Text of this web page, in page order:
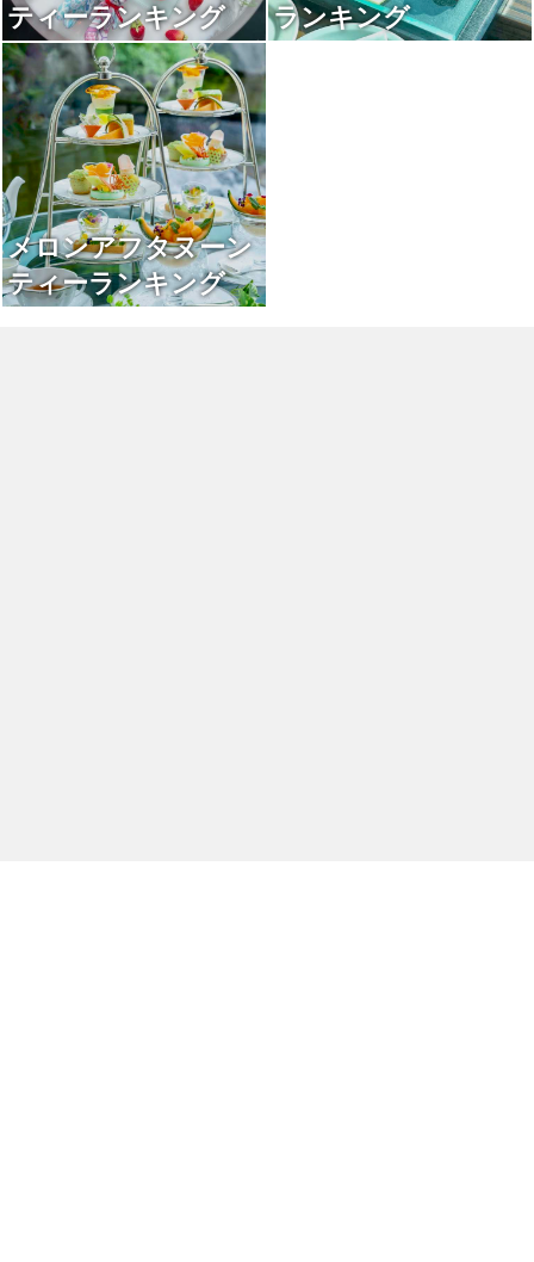
ティーランキング
ランキング
メロンアフタヌーン
ティーランキング